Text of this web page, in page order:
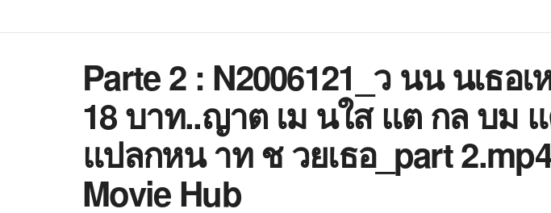
Parte 2 : N2006121_ว นน นเธอเ
18 บาท..ญาต เม นใส แต กล บม
แปลกหน าท ช วยเธอ_part
Movie Hub